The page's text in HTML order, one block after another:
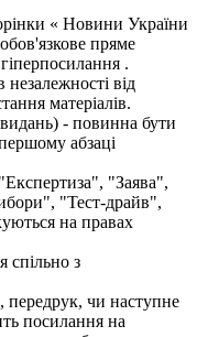
« Новини України
пряме
.
від
матеріалів.
- повинна бути
абзаці
"Заява",
"Тест-драйв",
на правах
спільно з
передрук, чи наступне
посилання на